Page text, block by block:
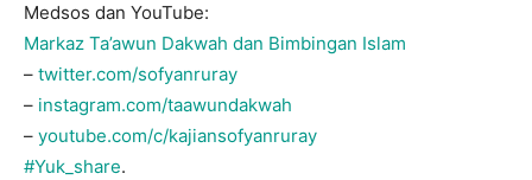
Medsos dan YouTube:
Markaz Ta’awun Dakwah dan Bimbingan Islam
– twitter.com/sofyanruray
– instagram.com/taawundakwah
– youtube.com/c/kajiansofyanruray
#Yuk_share.